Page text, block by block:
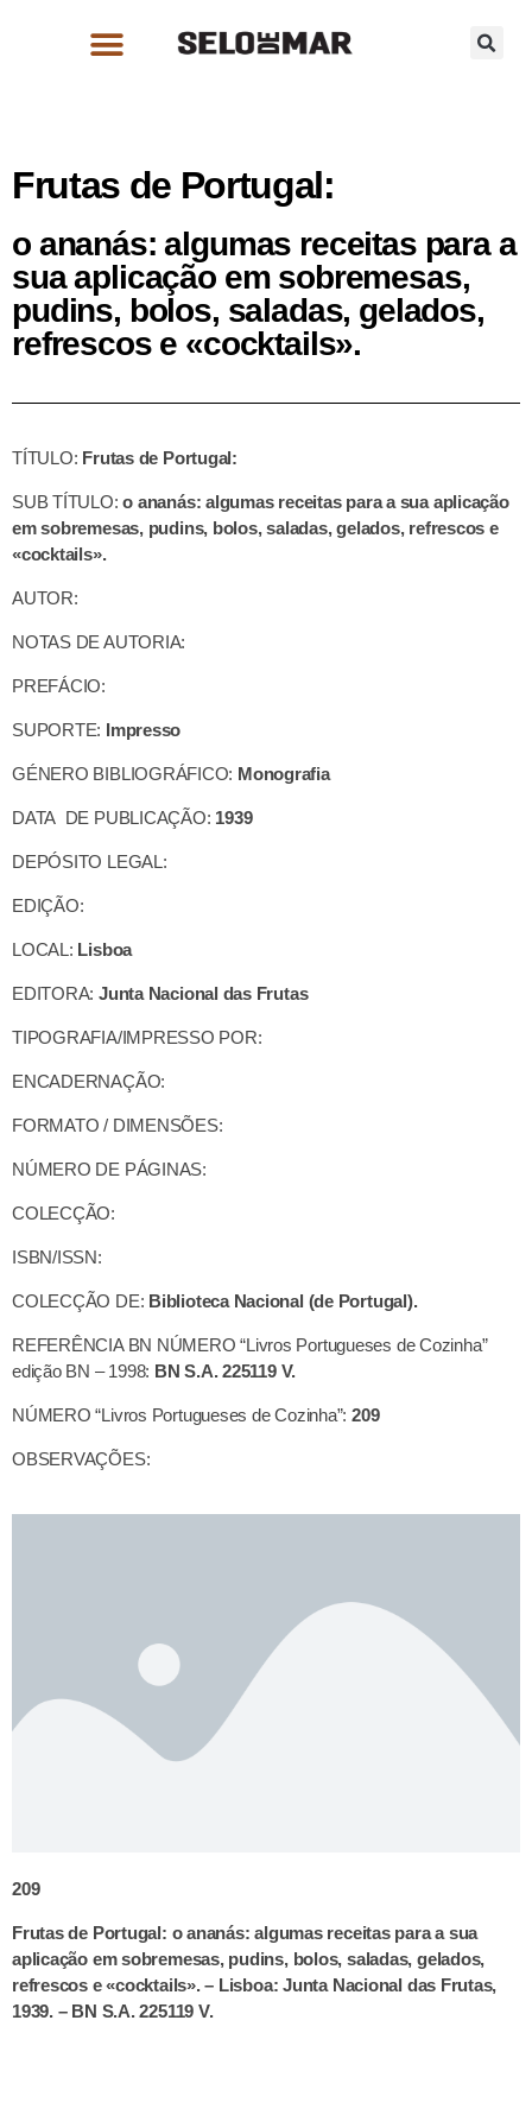
Frutas de Portugal:
o ananás: algumas receitas para a
sua aplicação em sobremesas,
pudins, bolos, saladas, gelados,
refrescos e «cocktails».
TÍTULO: Frutas de Portugal:
SUB TÍTULO:o ananás: algumas receitas para a sua aplicação
em sobremesas, pudins, bolos, saladas, gelados, refrescos e
«cocktails».
AUTOR:
NOTAS DE AUTORIA:
PREFÁCIO:
SUPORTE: Impresso
GÉNERO BIBLIOGRÁFICO: Monografia
DATA DE PUBLICAÇÃO: 1939
DEPÓSITO LEGAL:
EDIÇÃO:
LOCAL: Lisboa
EDITORA: Junta Nacional das Frutas
TIPOGRAFIA/IMPRESSO POR:
ENCADERNAÇÃO:
FORMATO / DIMENSÕES:
NÚMERO DE PÁGINAS:
COLECÇÃO:
ISBN/ISSN:
COLECÇÃO DE: Biblioteca Nacional (de Portugal).
REFERÊNCIA BN NÚMERO “Livros Portugueses de Cozinha”
edição BN – 1998: BN S.A. 225119 V.
NÚMERO “Livros Portugueses de Cozinha”: 209
OBSERVAÇÕES:
209
Frutas de Portugal: o ananás: algumas receitas para a sua
aplicação em sobremesas, pudins, bolos, saladas, gelados,
refrescos e «cocktails». – Lisboa: Junta Nacional das Frutas,
1939. – BN S.A. 225119 V.